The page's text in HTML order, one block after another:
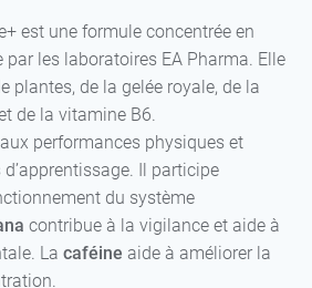
est une formule concentrée en
les laboratoires EA Pharma. Elle
plantes, de la gelée royale, de la
de la vitamine B6.
performances physiques et
Il participe
du système
contribue à la vigilance et aide à
La caféine aide à améliorer la